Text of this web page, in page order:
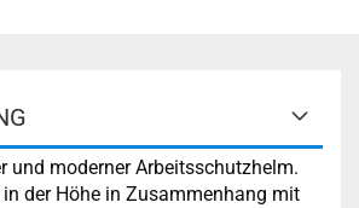
und moderner Arbeitsschutzhelm.
der Höhe in Zusammenhang mit